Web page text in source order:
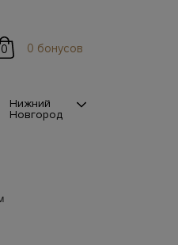
0 0 бонусов
Нижний
Новгород